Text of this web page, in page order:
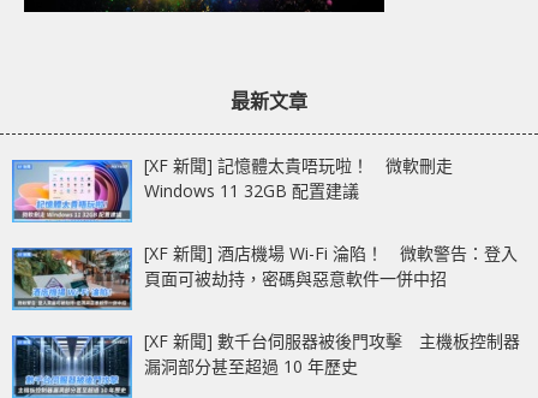
最新文章
[XF 新聞] 記憶體太貴唔玩啦！ 微軟刪走
Windows 11 32GB 配置建議
[XF 新聞] 酒店機場 Wi-Fi 淪陷！ 微軟警告：登入
頁面可被劫持，密碼與惡意軟件一併中招
[XF 新聞] 數千台伺服器被後門攻擊 主機板控制器
漏洞部分甚至超過 10 年歷史